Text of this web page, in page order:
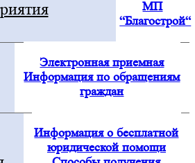
МП
“Благострой“
Электронная приемная
Информация по обращениям
граждан
Информация о бесплатной
юридической помощи